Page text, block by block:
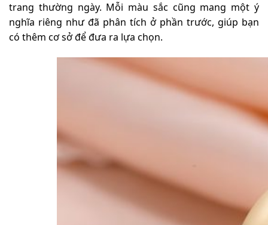
trang thường ngày. Mỗi màu sắc cũng mang một ý
nghĩa riêng như đã phân tích ở phần trước, giúp bạn
có thêm cơ sở để đưa ra lựa chọn.